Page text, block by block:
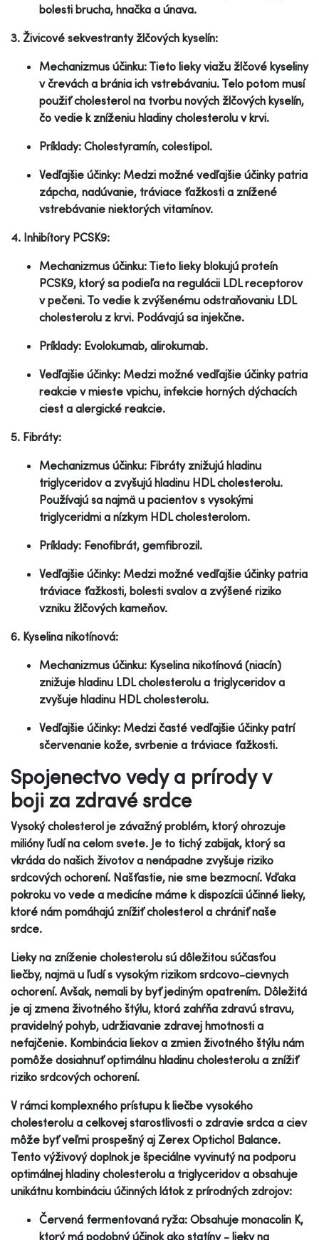
bolesti brucha, hnačka a únava.
3. Živicové sekvestranty žlčových kyselín:
Mechanizmus účinku: Tieto lieky viažu žlčové kyseliny
v črevách a bránia ich vstrebávaniu. Telo potom musí
použiť cholesterol na tvorbu nových žlčových kyselín,
čo vedie k zníženiu hladiny cholesterolu v krvi.
Príklady: Cholestyramín, colestipol.
Vedľajšie účinky: Medzi možné vedľajšie účinky patria
zápcha, nadúvanie, tráviace ťažkosti a znížené
vstrebávanie niektorých vitamínov.
4. Inhibítory PCSK9:
Mechanizmus účinku: Tieto lieky blokujú proteín
PCSK9, ktorý sa podieľa na regulácii LDL receptorov
v pečeni. To vedie k zvýšenému odstraňovaniu LDL
cholesterolu z krvi. Podávajú sa injekčne.
Príklady: Evolokumab, alirokumab.
Vedľajšie účinky: Medzi možné vedľajšie účinky patria
reakcie v mieste vpichu, infekcie horných dýchacích
ciest a alergické reakcie.
5. Fibráty:
Mechanizmus účinku: Fibráty znižujú hladinu
triglyceridov a zvyšujú hladinu HDL cholesterolu.
Používajú sa najmä u pacientov s vysokými
triglyceridmi a nízkym HDL cholesterolom.
Príklady: Fenofibrát, gemfibrozil.
Vedľajšie účinky: Medzi možné vedľajšie účinky patria
tráviace ťažkosti, bolesti svalov a zvýšené riziko
vzniku žlčových kameňov.
6. Kyselina nikotínová:
Mechanizmus účinku: Kyselina nikotínová (niacín)
znižuje hladinu LDL cholesterolu a triglyceridov a
zvyšuje hladinu HDL cholesterolu.
Vedľajšie účinky: Medzi časté vedľajšie účinky patrí
sčervenanie kože, svrbenie a tráviace ťažkosti.
Spojenectvo vedy a prírody v
boji za zdravé srdce
Vysoký cholesterol je závažný problém, ktorý ohrozuje
milióny ľudí na celom svete. Je to tichý zabijak, ktorý sa
vkráda do našich životov a nenápadne zvyšuje riziko
srdcových ochorení. Našťastie, nie sme bezmocní. Vďaka
pokroku vo vede a medicíne máme k dispozícii účinné lieky,
ktoré nám pomáhajú znížiť cholesterol a chrániť naše
srdce.
Lieky na zníženie cholesterolu sú dôležitou súčasťou
liečby, najmä u ľudí s vysokým rizikom srdcovo-cievnych
ochorení. Avšak, nemali by byť jediným opatrením. Dôležitá
je aj zmena životného štýlu, ktorá zahŕňa zdravú stravu,
pravidelný pohyb, udržiavanie zdravej hmotnosti a
nefajčenie. Kombinácia liekov a zmien životného štýlu nám
pomôže dosiahnuť optimálnu hladinu cholesterolu a znížiť
riziko srdcových ochorení.
V rámci komplexného prístupu k liečbe vysokého
cholesterolu a celkovej starostlivosti o zdravie srdca a ciev
môže byť veľmi prospešný aj Zerex Optichol Balance.
Tento výživový doplnok je špeciálne vyvinutý na podporu
optimálnej hladiny cholesterolu a triglyceridov a obsahuje
unikátnu kombináciu účinných látok z prírodných zdrojov:
Červená fermentovaná ryža: Obsahuje monacolin K,
ktorý má podobný účinok ako statíny - lieky na